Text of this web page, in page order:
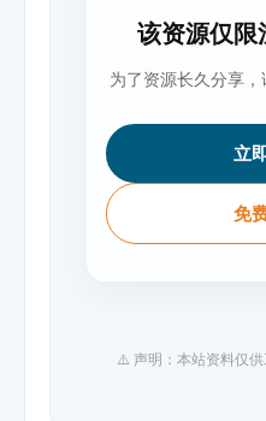
该资源仅限
为了资源长久分享
立
免
⚠️ 声明：本站资料仅